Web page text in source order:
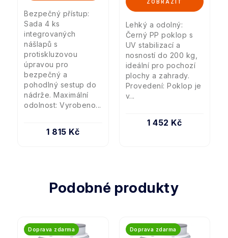
1 815 Kč
Bezpečný přístup:
Sada 4 ks
integrovaných
nášlapů s
protiskluzovou
úpravou pro
bezpečný a
pohodlný sestup do
nádrže. Maximální
odolnost: Vyrobeno...
1 452 Kč
Lehký a odolný:
Černý PP poklop s
UV stabilizací a
nosností do 200 kg,
ideální pro pochozí
plochy a zahrady.
Provedení: Poklop je
v...
Podobné produkty
Doprava zdarma Doprava zdarma